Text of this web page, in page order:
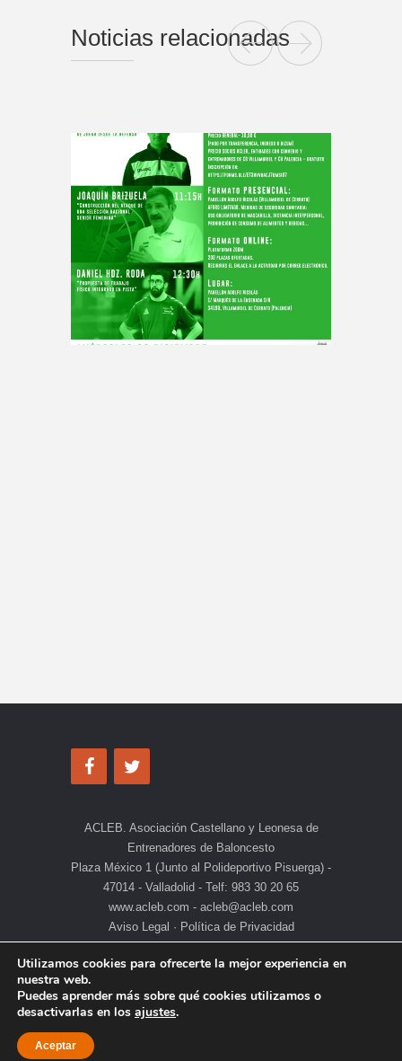
Noticias relacionadas
ACLEB. Asociación Castellano y Leonesa de
Entrenadores de Baloncesto
Plaza México 1 (Junto al Polideportivo Pisuerga) -
47014 - Valladolid - Telf: 983 30 20 65
www.acleb.com - acleb@acleb.com
Aviso Legal · Política de Privacidad
Utilizamos cookies para ofrecerte la mejor experiencia en
nuestra web.
Puedes aprender más sobre qué cookies utilizamos o
desactivarlas en los ajustes.
Aceptar